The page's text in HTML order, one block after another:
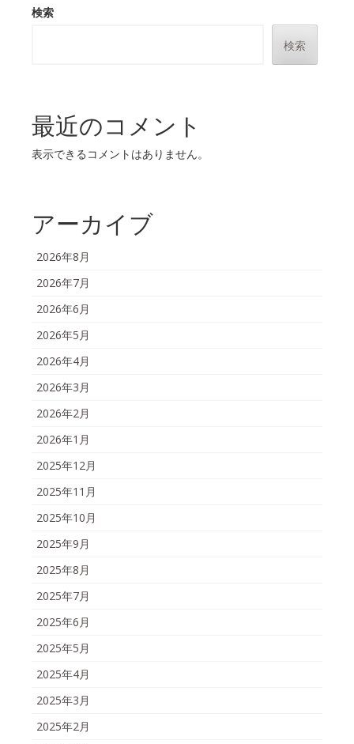
検索
検索
最近のコメント
表示できるコメントはありません。
アーカイブ
2026年8月
2026年7月
2026年6月
2026年5月
2026年4月
2026年3月
2026年2月
2026年1月
2025年12月
2025年11月
2025年10月
2025年9月
2025年8月
2025年7月
2025年6月
2025年5月
2025年4月
2025年3月
2025年2月